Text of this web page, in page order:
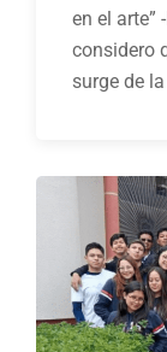
en el arte”
considero
surge de